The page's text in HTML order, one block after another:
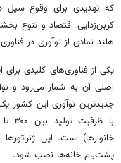
که تهدیدی برای وقوع سیل
کربن‌زدایی اقتصاد و تنوع
هلند نمادی از نوآوری در
یکی از فناوری‌های کلیدی برای
اصلی آن به شمار می‌رود و
جدیدترین نوآوری این کشور
خانوارها) است. این
پشت‌بام خانه‌ها نصب شود.